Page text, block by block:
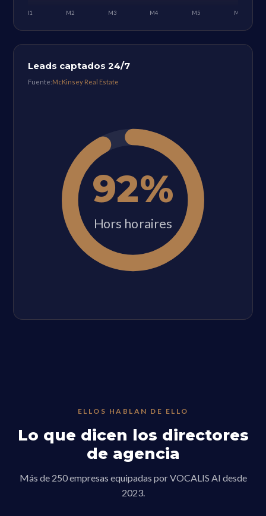
M1 M2 M3 M4 M5 M6
Leads captados 24/7
Fuente:McKinsey Real Estate
92%
Hors horaires
ELLOS HABLAN DE ELLO
Lo que dicen los directores
de agencia
Más de 250 empresas equipadas por VOCALIS AI desde
2023.